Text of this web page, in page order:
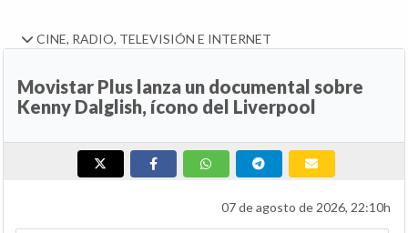
CINE, RADIO, TELEVISIÓN E INTERNET
Movistar Plus lanza un documental sobre
Kenny Dalglish, ícono del Liverpool
07 de agosto de 2026, 22:10h